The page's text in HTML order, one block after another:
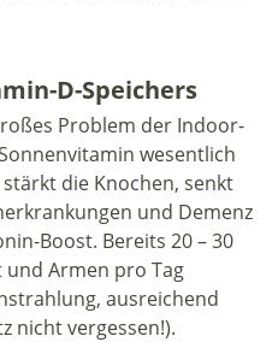
D-Speichers
Problem der Indoor-
wesentlich
die Knochen, senkt
und Demenz
Boost. Bereits 20 – 30
und Armen pro Tag
ausreichend
nicht vergessen!).